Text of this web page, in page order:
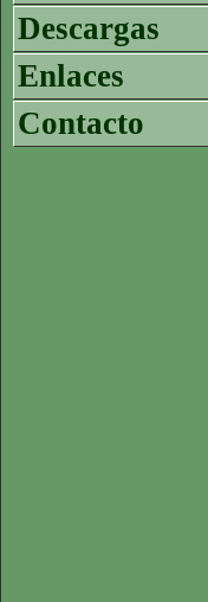
Descargas
Enlaces
Contacto